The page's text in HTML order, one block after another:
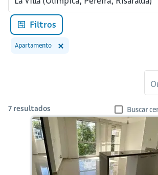
Filtros
Apartamento
7 resultados Buscar